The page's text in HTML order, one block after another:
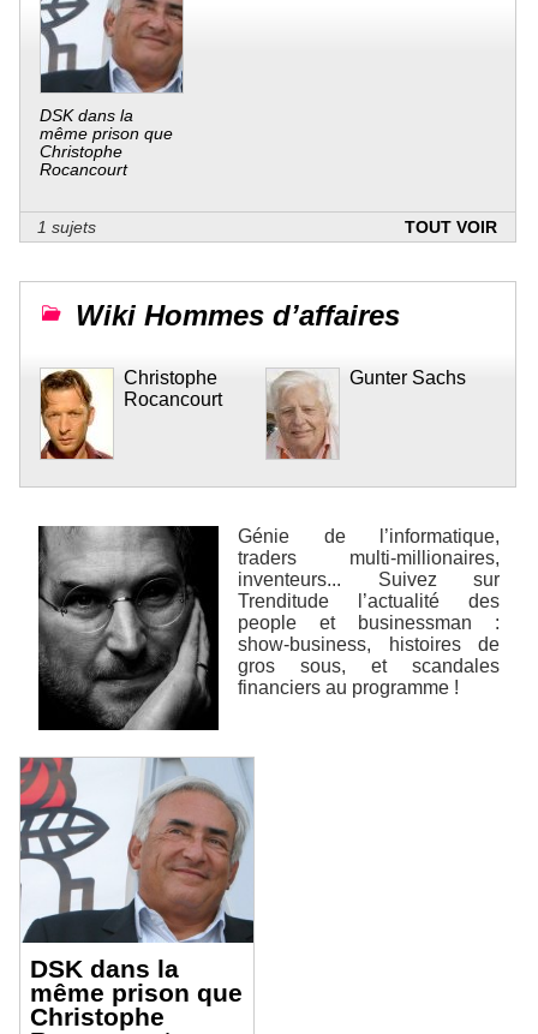
DSK dans la
même prison que
Christophe
Rocancourt
1 sujets TOUT VOIR
Wiki Hommes d’affaires
Christophe
Rocancourt
Gunter Sachs
Génie de l’informatique,
traders multi-millionaires,
inventeurs... Suivez sur
Trenditude l’actualité des
people et businessman :
show-business, histoires de
gros sous, et scandales
financiers au programme !
DSK dans la
même prison que
Christophe